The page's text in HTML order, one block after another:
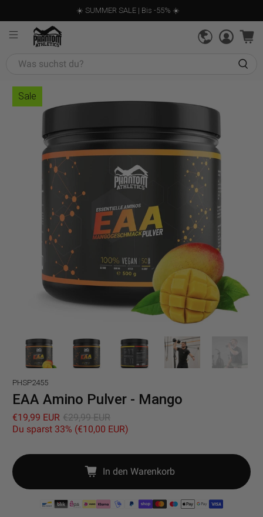
☀️ SUMMER SALE | Bis -55% ☀️
Was
Sale
PHSP2455
EAA Amino Pulver - Mango
€19,99 EUR €29,99 EUR
Du sparst 33% (€10,00 EUR)
In den Warenkorb